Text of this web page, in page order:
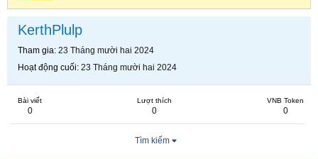
KerthPlulp
Tham gia 23 Tháng mười hai 2024
Hoạt động cuối 23 Tháng mười hai 2024
Bài viết
0
Lượt thích
0
VNB Token
0
Tìm kiếm